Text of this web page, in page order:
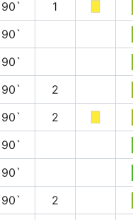
90` 1
90`
90`
90` 2
90` 2
90`
90`
90` 2